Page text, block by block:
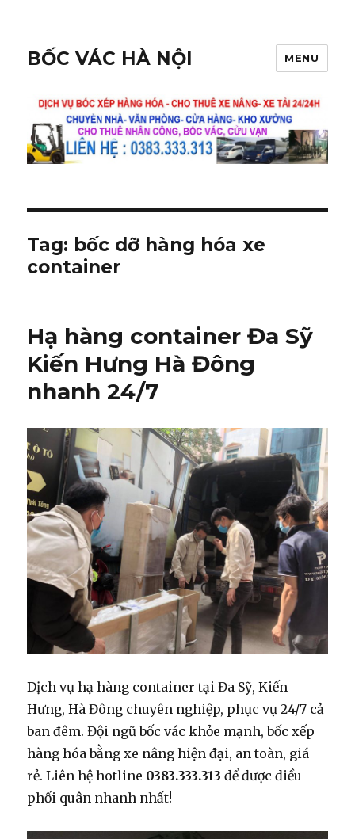
BỐC VÁC HÀ NỘI MENU
Tag: bốc dỡ hàng hóa xe
container
Hạ hàng container Đa Sỹ
Kiến Hưng Hà Đông
nhanh 24/7
Dịch vụ hạ hàng container tại Đa Sỹ, Kiến
Hưng, Hà Đông chuyên nghiệp, phục vụ 24/7 cả
ban đêm. Đội ngũ bốc vác khỏe mạnh, bốc xếp
hàng hóa bằng xe nâng hiện đại, an toàn, giá
rẻ. Liên hệ hotline 0383.333.313 để được điều
phối quân nhanh nhất!